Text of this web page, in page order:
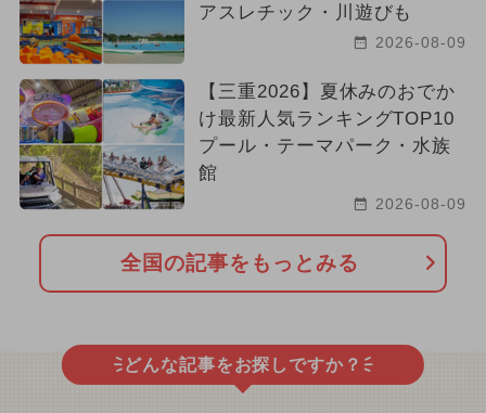
アスレチック・川遊びも
2026-08-09
【三重2026】夏休みのおでか
け最新人気ランキングTOP10
プール・テーマパーク・水族
館
2026-08-09
全国の記事をもっとみる
どんな記事をお探しですか？